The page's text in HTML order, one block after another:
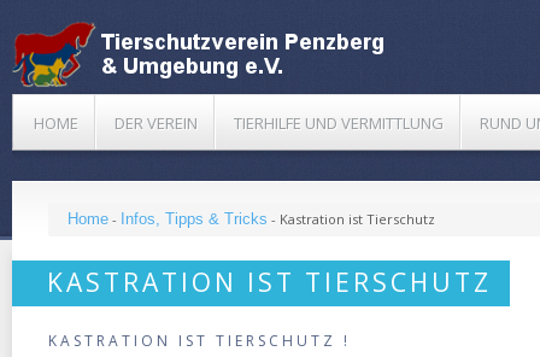
HOME DER VEREIN TIERHILFE UND VERMITTLUNG RUND
Home - Infos, Tipps & Tricks - Kastration ist Tierschutz
KASTRATION IST TIERSCHUTZ
KASTRATION IST TIERSCHUTZ !